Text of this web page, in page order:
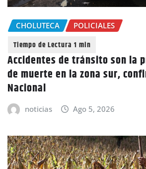
CHOLUTECA POLICIALES
Accidentes de tránsito son la
de muerte en la zona sur,
Nacional
noticias Ago 5, 2026